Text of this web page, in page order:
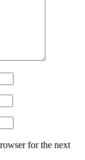
for the next